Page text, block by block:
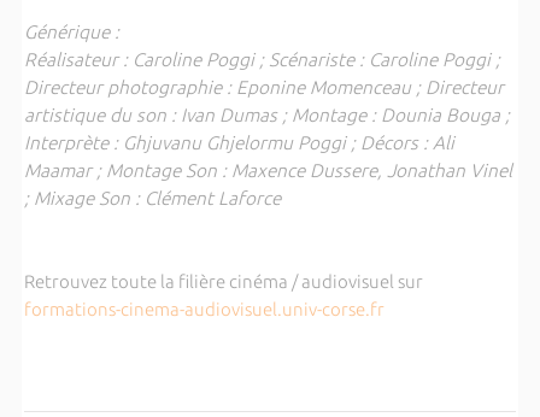
Générique :
Réalisateur : Caroline Poggi ; Scénariste : Caroline Poggi ;
Directeur photographie : Eponine Momenceau ; Directeur
artistique du son : Ivan Dumas ; Montage : Dounia Bouga ;
Interprète : Ghjuvanu Ghjelormu Poggi ; Décors : Ali
Maamar ; Montage Son : Maxence Dussere, Jonathan Vinel
; Mixage Son : Clément Laforce
Retrouvez toute la filière cinéma / audiovisuel sur
formations-cinema-audiovisuel.univ-corse.fr